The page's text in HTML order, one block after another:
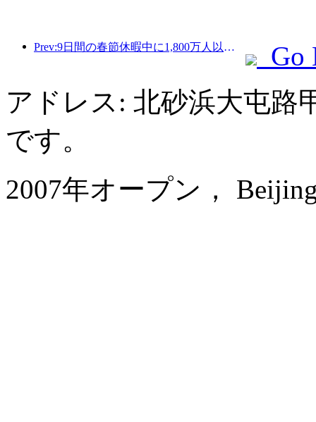
Prev:9日間の春節休暇中に1,800万人以上が国内外を旅行すると予想されている。
Go
アドレス: 北砂浜大屯路
です。
2007年オープン，